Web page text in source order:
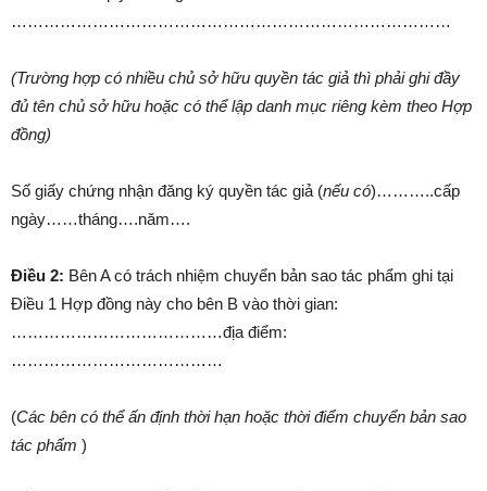
………………………………………………………………………
(Trường hợp có nhiều chủ sở hữu quyền tác giả thì phải ghi đầy
đủ tên chủ sở hữu hoặc có thể lập danh mục riêng kèm theo Hợp
đồng)
Số giấy chứng nhận đăng ký quyền tác giả (nếu có)………..cấp
ngày……tháng….năm….
Điều 2: Bên A có trách nhiệm chuyển bản sao tác phẩm ghi tại
Điều 1 Hợp đồng này cho bên B vào thời gian:
…………………………………địa điểm:
…………………………………
(Các bên có thể ấn định thời hạn hoặc thời điểm chuyển bản sao
tác phẩm )